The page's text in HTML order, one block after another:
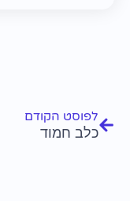
לפוסט הקודם
כלב חמוד